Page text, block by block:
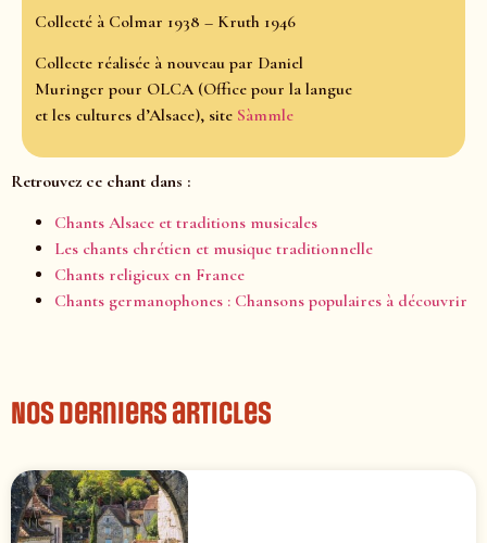
Collecté à Colmar 1938 – Kruth 1946
Collecte réalisée à nouveau par Daniel
Muringer pour OLCA (Office pour la langue
et les cultures d’Alsace), site Sàmmle
Retrouvez ce chant dans :
Chants Alsace et traditions musicales
Les chants chrétien et musique traditionnelle
Chants religieux en France
Chants germanophones : Chansons populaires à découvrir
Nos derniers articles